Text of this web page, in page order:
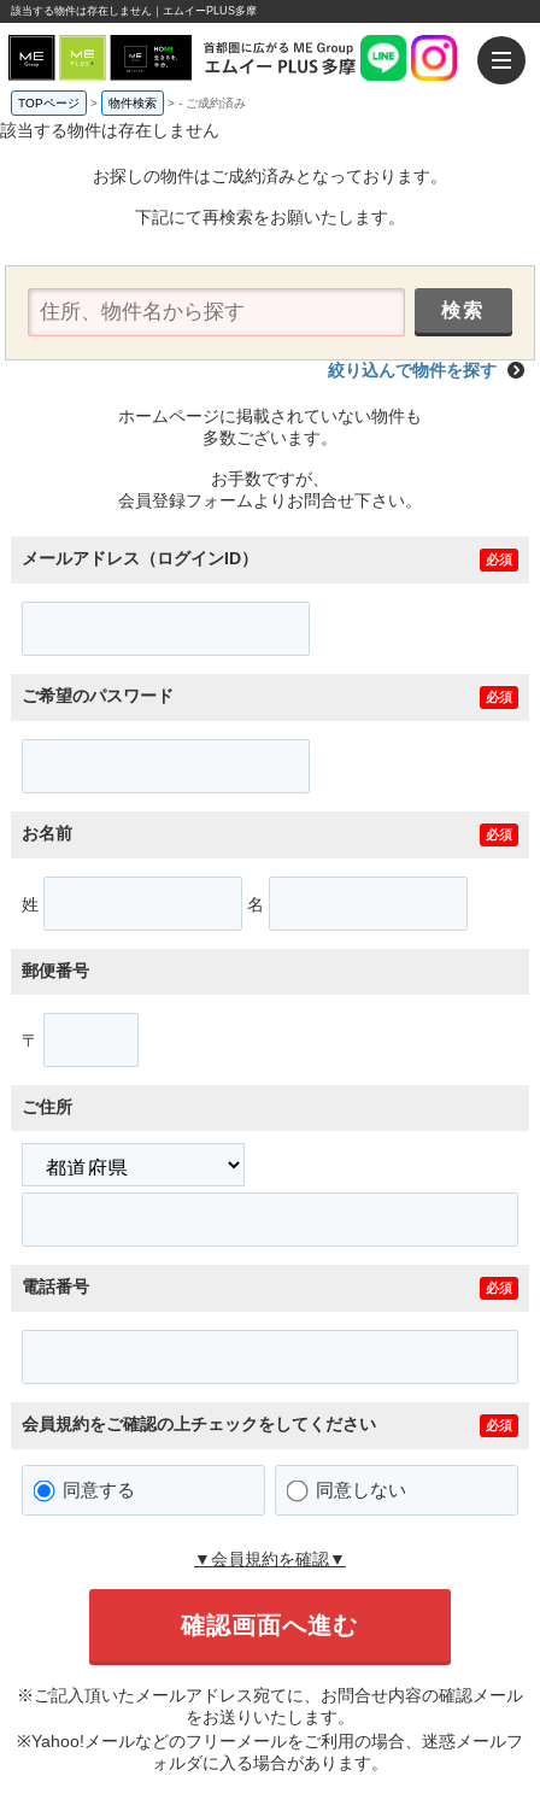
該当する物件は存在しません｜エムイーPLUS多摩
TOPページ > 物件検索 >- ご成約済み
該当する物件は存在しません
お探しの物件はご成約済みとなっております。
下記にて再検索をお願いたします。
絞り込んで物件を探す
ホームページに掲載されていない物件も
多数ございます。
お手数ですが、
会員登録フォームよりお問合せ下さい。
メールアドレス（ログインID） 必須
ご希望のパスワード 必須
お名前 必須
姓 名
郵便番号
〒
ご住所
電話番号 必須
会員規約をご確認の上チェックをしてください 必須
同意する 同意しない
▼会員規約を確認▼
※ご記入頂いたメールアドレス宛てに、お問合せ内容の確認メール
をお送りいたします。
※Yahoo!メールなどのフリーメールをご利用の場合、迷惑メールフ
ォルダに入る場合があります。